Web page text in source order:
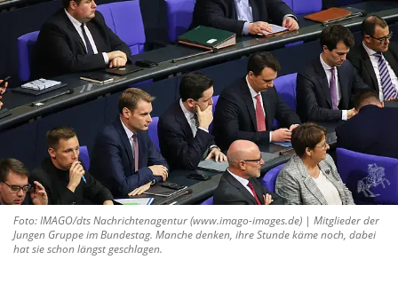
Foto: IMAGO/dts Nachrichtenagentur (www.imago-images.de) | Mitglieder der
Jungen Gruppe im Bundestag. Manche denken, ihre Stunde käme noch, dabei
hat sie schon längst geschlagen.